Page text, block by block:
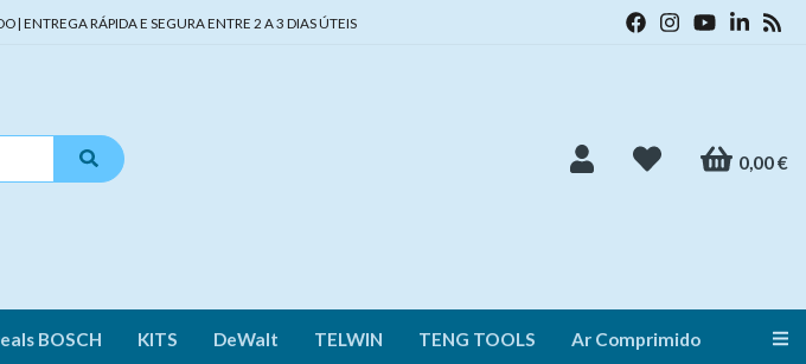
| ENTREGA RÁPIDA E SEGURA ENTRE 2 A 3 DIAS ÚTEIS
0,00 €
BOSCH KITS DeWalt TELWIN TENG TOOLS Ar Comprimido